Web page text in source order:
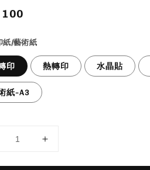
紙/藝術紙
印 熱轉印 水晶貼
紙-A3